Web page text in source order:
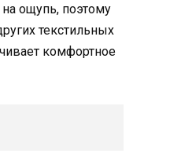
ощупь, поэтому
текстильных
комфортное